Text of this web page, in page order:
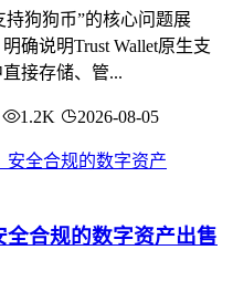
持狗狗币”的核心问题展
确说明Trust Wallet原生支
接存储、管...
1.2K 2026-08-05
合规的数字资产出售